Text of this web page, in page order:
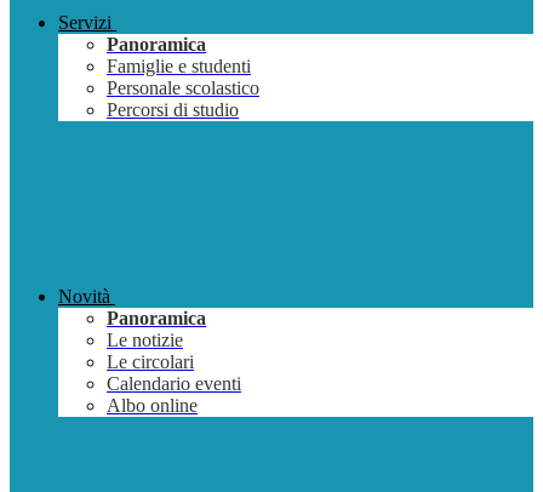
Servizi
Panoramica
Famiglie e studenti
Personale scolastico
Percorsi di studio
Novità
Panoramica
Le notizie
Le circolari
Calendario eventi
Albo online